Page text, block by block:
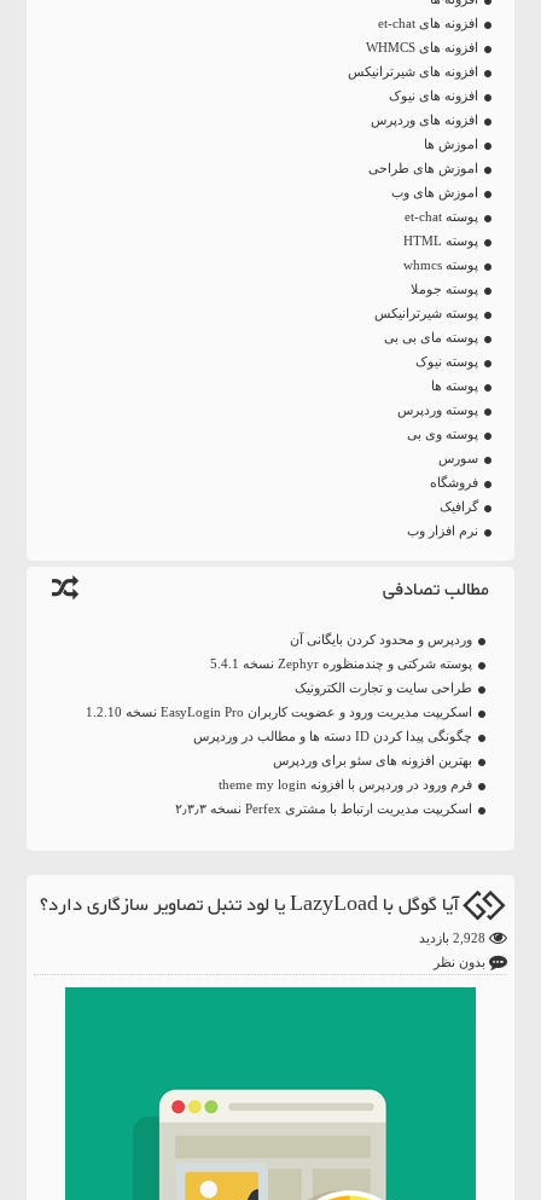
افزونه های et-chat
افزونه های WHMCS
افزونه های شیرترانیکس
افزونه های نیوک
افزونه های وردپرس
اموزش ها
اموزش های طراحی
اموزش های وب
پوسته et-chat
پوسته HTML
پوسته whmcs
پوسته جوملا
پوسته شیرترانیکس
پوسته مای بی بی
پوسته نیوک
پوسته ها
پوسته وردپرس
پوسته وی بی
سورس
فروشگاه
گرافیک
نرم افزار وب
مطالب تصادفی
وردپرس و محدود کردن بایگانی آن
پوسته شرکتی و چندمنظوره Zephyr نسخه 5.4.1
طراحی سایت و تجارت الکترونیک
اسکریپت مدیریت ورود و عضویت کاربران EasyLogin Pro نسخه 1.2.10
چگونگی پیدا کردن ID دسته ها و مطالب در وردپرس
بهترین افزونه های سئو برای وردپرس
فرم ورود در وردپرس با افزونه theme my login
اسکریپت مدیریت ارتباط با مشتری Perfex نسخه ۲٫۳٫۳
آیا گوگل با LazyLoad یا لود تنبل تصاویر سازگاری دارد؟
بدون نظر